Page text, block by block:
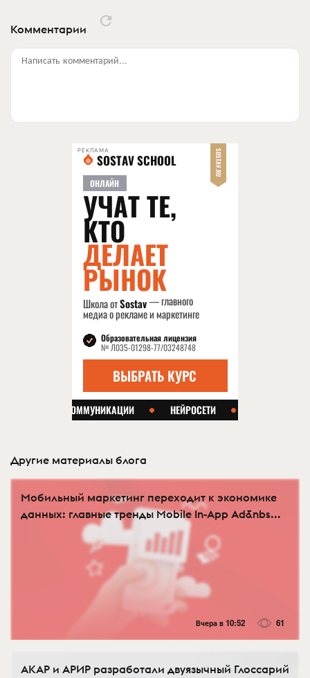
Комментарии
Написать комментарий...
РЕКЛАМА
Другие материалы блога
Мобильный маркетинг переходит к экономике
данных: главные тренды Mobile In-App Ad&nbs...
Вчера в 10:52 61
АКАР и АРИР разработали двуязычный Глоссарий